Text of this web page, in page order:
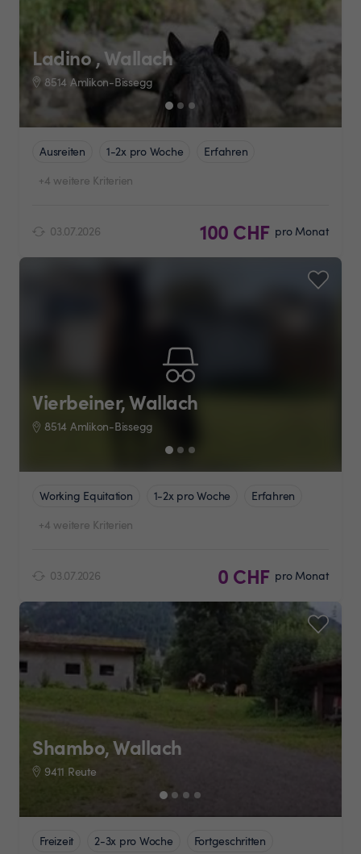
Ladino , Wallach
8514 Amlikon-Bissegg
Ausreiten 1-2x pro Woche
Erfahren
+4 weitere Kriterien
03.07.2026 100 CHF pro Monat
Vierbeiner, Wallach
8514 Amlikon-Bissegg
Working Equitation 1-2x pro Woche
Erfahren
+4 weitere Kriterien
03.07.2026 0 CHF pro Monat
Shambo, Wallach
9411 Reute
Freizeit 2-3x pro Woche
Fortgeschritten